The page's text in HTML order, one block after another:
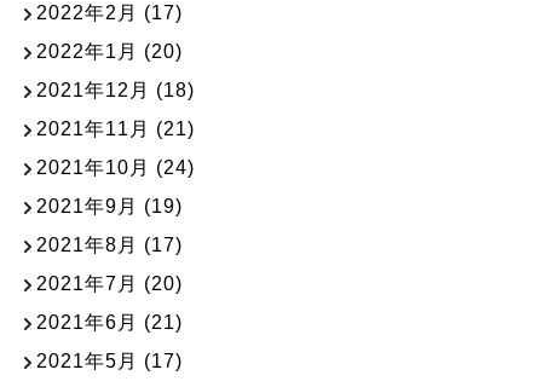
2022年2月 (17)
2022年1月 (20)
2021年12月 (18)
2021年11月 (21)
2021年10月 (24)
2021年9月 (19)
2021年8月 (17)
2021年7月 (20)
2021年6月 (21)
2021年5月 (17)